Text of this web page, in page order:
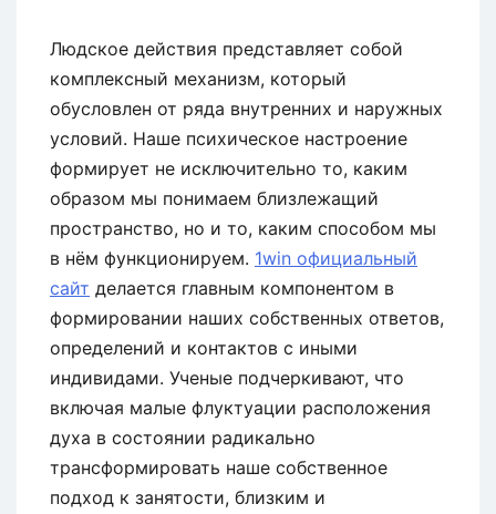
Людское действия представляет собой
комплексный механизм, который
обусловлен от ряда внутренних и наружных
условий. Наше психическое настроение
формирует не исключительно то, каким
образом мы понимаем близлежащий
пространство, но и то, каким способом мы
в нём функционируем. 1win официальный
сайт делается главным компонентом в
формировании наших собственных ответов,
определений и контактов с иными
индивидами. Ученые подчеркивают, что
включая малые флуктуации расположения
духа в состоянии радикально
трансформировать наше собственное
подход к занятости, близким и